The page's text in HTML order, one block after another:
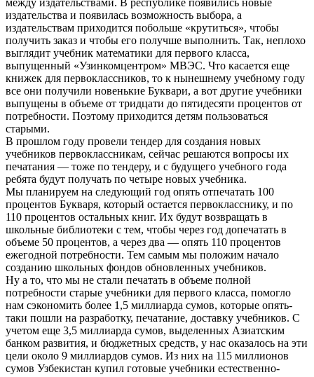
между издательствами. В республике появились новые
издательства и появилась возможность выбора, а
издательствам приходится побольше «крутиться», чтобы
получить заказ и чтобы его получше выполнить. Так, неплохо
выглядит учебник математики для первого класса,
выпущенный «Узинкомцентром» МВЭС. Что касается еще
книжек для первоклассников, то к нынешнему учебному году
все они получили новенькие Буквари, а вот другие учебники
выпущены в объеме от тридцати до пятидесяти процентов от
потребности. Поэтому приходится детям пользоваться
старыми.
В прошлом году провели тендер для создания новых
учебников первоклассникам, сейчас решаются вопросы их
печатания — тоже по тендеру, и с будущего учебного года
ребята будут получать по четыре новых учебника.
Мы планируем на следующий год опять отпечатать 100
процентов Букваря, который остается первокласснику, и по
110 процентов остальных книг. Их будут возвращать в
школьные библиотеки с тем, чтобы через год допечатать в
объеме 50 процентов, а через два — опять 110 процентов
ежегодной потребности. Тем самым мы положим начало
созданию школьных фондов обновленных учебников.
Ну а то, что мы не стали печатать в объеме полной
потребности старые учебники для первого класса, помогло
нам сэкономить более 1,5 миллиарда сумов, которые опять-
таки пошли на разработку, печатание, доставку учебников. С
учетом еще 3,5 миллиарда сумов, выделенных Азиатским
банком развития, и бюджетных средств, у нас оказалось на эти
цели около 9 миллиардов сумов. Из них на 115 миллионов
сумов Узбекистан купил готовые учебники естественно-